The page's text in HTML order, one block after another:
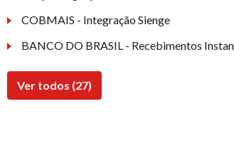
COBMAIS - Integração Sienge
BANCO DO BRASIL - Recebimentos
Ver todos (27)